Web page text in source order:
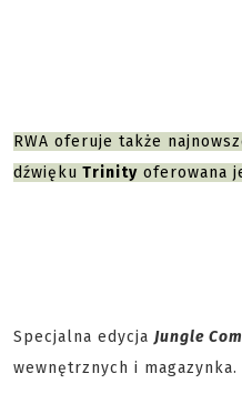
RWA oferuje także
dźwięku Trinity oferowana
Specjalna edycja Jungle
wewnętrznych i magazynka.